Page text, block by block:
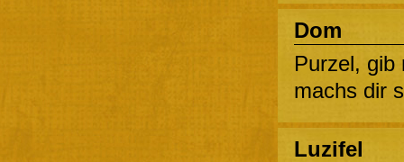
Dom
Purzel, gib
machs dir
Luzifel